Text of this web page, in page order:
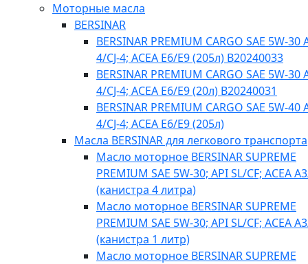
Моторные масла
BERSINAR
BERSINAR PREMIUM CARGO SAE 5W-30
4/CJ-4; ACEA E6/E9 (205л) B20240033
BERSINAR PREMIUM CARGO SAE 5W-30
4/CJ-4; ACEA E6/E9 (20л) B20240031
BERSINAR PREMIUM CARGO SAE 5W-40
4/CJ-4; ACEA E6/E9 (205л)
Масла BERSINAR для легкового транспорта
Масло моторное BERSINAR SUPREME
PREMIUM SAE 5W-30; API SL/CF; ACEA
(канистра 4 литра)
Масло моторное BERSINAR SUPREME
PREMIUM SAE 5W-30; API SL/CF; ACEA
(канистра 1 литр)
Масло моторное BERSINAR SUPREME